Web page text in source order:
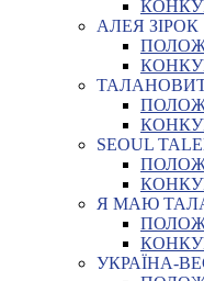
АЛЕЯ ЗІРОК
SEOUL
Я МАЮ
УКРАЇНА-